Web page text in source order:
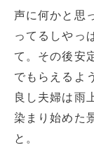
声に何かと思
ってるしやっ
て。その後安
でもらえるよ
良し夫婦は雨
染まり始めた
と。